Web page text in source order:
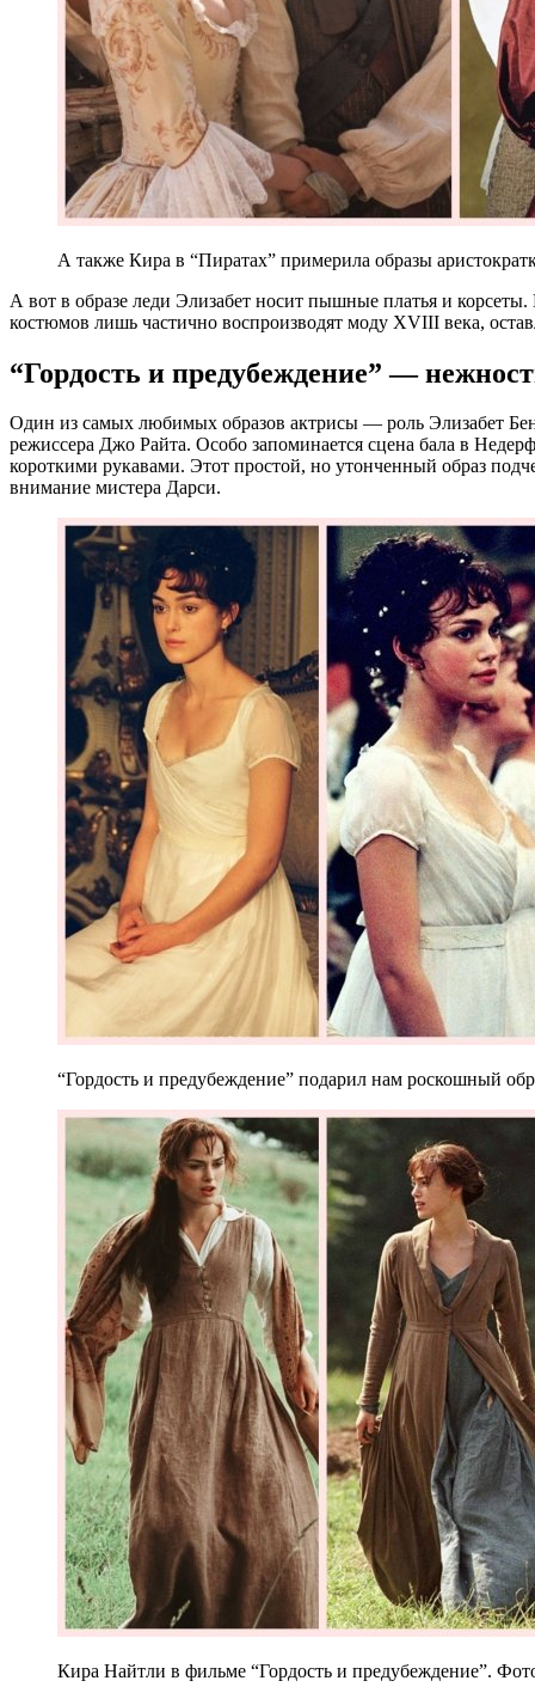
А также Кира в “Пиратах” примерила образы
А вот в образе леди Элизабет носит пышные платья и
костюмов лишь частично воспроизводят моду XVIII века,
“Гордость и предубеждение” —
Один из самых любимых образов актрисы — роль Элизабет
режиссера Джо Райта. Особо запоминается сцена бала в
короткими рукавами. Этот простой, но утонченный образ
внимание мистера Дарси.
“Гордость и предубеждение” подарил нам роскошный
Кира Найтли в фильме “Гордость и предубеждение”.